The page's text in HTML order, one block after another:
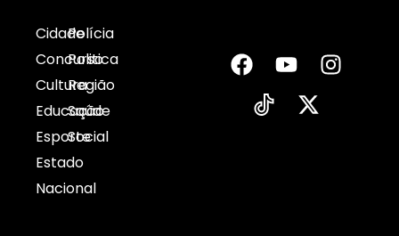
Cidade
Concurso
Cultura
Educação
Esporte
Estado
Nacional
Polícia
Politica
Região
Saúde
Social